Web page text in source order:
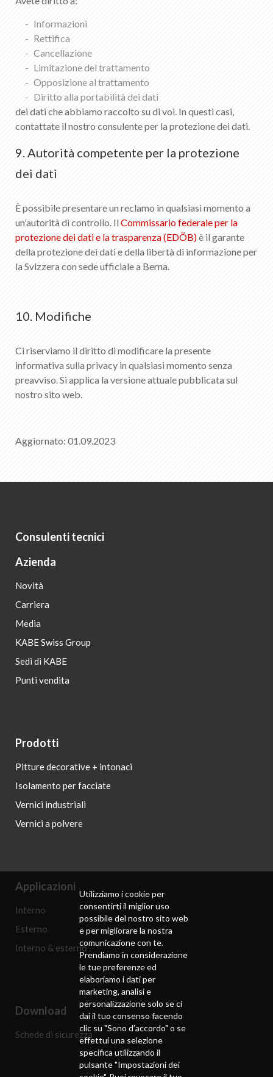
Informazioni
Rettifica
Cancellazione
Limitazione del trattamento
Opposizione al trattamento
Diritto alla portabilità dei dati
dei dati che abbiamo raccolto su di voi. In questi casi,
contattate il nostro consulente per la protezione dei dati.
9. Autorità competente per la protezione
dei dati
È possibile presentare un reclamo in qualsiasi momento a
un'autorità di controllo. IlCommissario federale per la
protezione dei dati e la trasparenza (EDÖB)è il garante
della protezione dei dati e della libertà di informazione per
la Svizzera con sede ufficiale a Berna.
10. Modifiche
Ci riserviamo il diritto di modificare la presente
informativa sulla privacy in qualsiasi momento senza
preavviso. Si applica la versione attuale pubblicata sul
nostro sito web.
Aggiornato: 01.09.2023
Consulenti tecnici
Azienda
Novità
Carriera
Media
KABE Swiss Group
Sedi di KABE
Punti vendita
Prodotti
Pitture decorative + intonaci
Isolamento per facciate
Vernici industriali
Vernici a polvere
Applicazioni
Interno
Esterno
Interno & esterno
Download
Schede di sicurezza
Utilizziamo i cookie per
consentirti il ​​miglior uso
possibile del nostro sito web
e per migliorare la nostra
comunicazione con te.
Prendiamo in considerazione
le tue preferenze ed
elaboriamo i dati per
marketing, analisi e
personalizzazione solo se ci
dai il tuo consenso facendo
clic su "Sono d’accordo" o se
effettui una selezione
specifica utilizzando il
pulsante "Impostazioni dei